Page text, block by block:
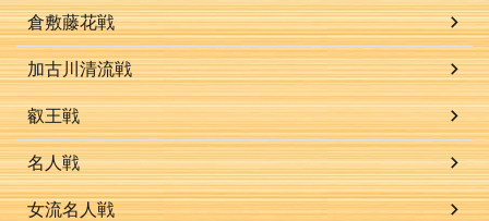
倉敷藤花戦
加古川清流戦
叡王戦
名人戦
女流名人戦